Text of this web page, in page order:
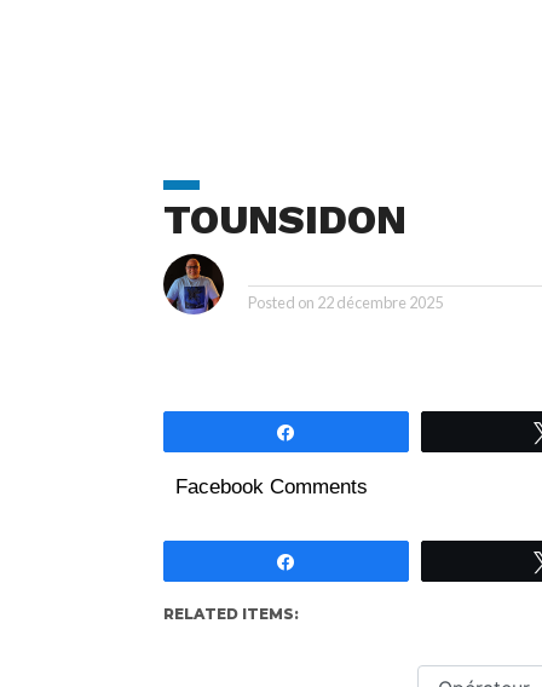
TOUNSIDON
Posted on 22 décembre 2025
Facebook Comments
RELATED ITEMS: